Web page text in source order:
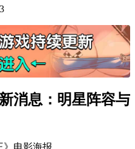
消息：明星阵容与